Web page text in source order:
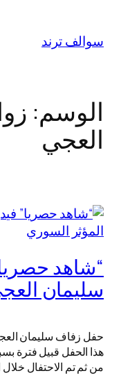
المحتوى
سوالف ترند
الوسم:
العجي
“شاهد
سليمان
حفل زفاف سليمان
هذا الحفل قبيل فترة
من ثم تم الاحتفال